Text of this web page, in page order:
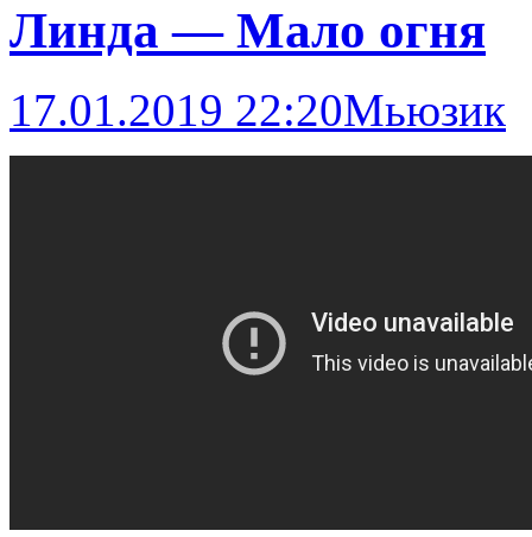
Линда — Мало огня
17.01.2019 22:20Мьюзик